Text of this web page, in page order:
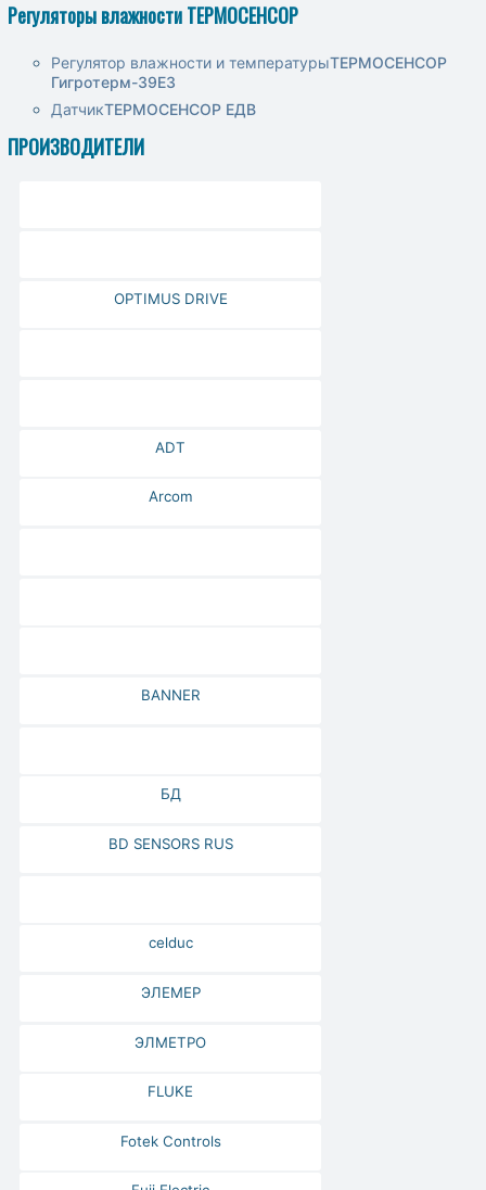
Регуляторы влажности ТЕРМОСЕНСОР
Регулятор влажности и температурыТЕРМОСЕНСОР
Гигротерм-39Е3
ДатчикТЕРМОСЕНСОР ЕДВ
ПРОИЗВОДИТЕЛИ
OPTIMUS DRIVE
ADT
Arcom
BANNER
БД
BD SENSORS RUS
celduc
ЭЛЕМЕР
ЭЛМЕТРО
FLUKE
Fotek Controls